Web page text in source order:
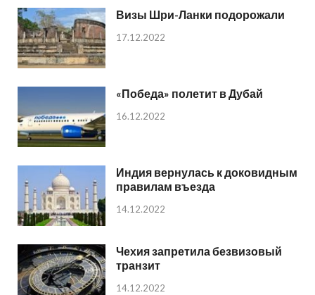
Визы Шри-Ланки подорожали
17.12.2022
«Победа» полетит в Дубай
16.12.2022
Индия вернулась к доковидным
правилам въезда
14.12.2022
Чехия запретила безвизовый
транзит
14.12.2022